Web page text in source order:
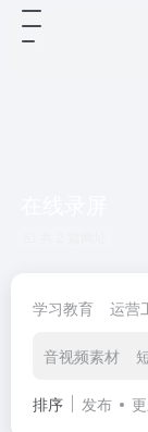
学习教育 运营
音视频素材
排序 发布